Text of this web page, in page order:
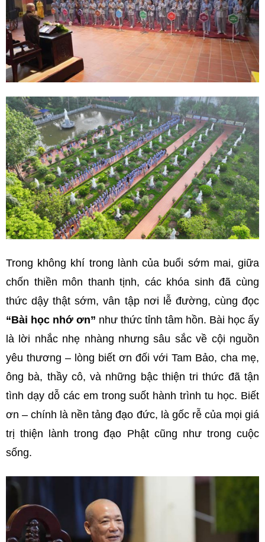
Trong không khí trong lành của buổi sớm mai, giữa
chốn thiền môn thanh tịnh, các khóa sinh đã cùng
thức dậy thật sớm, vân tập nơi lễ đường, cùng đọc
“Bài học nhớ ơn” như thức tỉnh tâm hồn. Bài học ấy
là lời nhắc nhẹ nhàng nhưng sâu sắc về cội nguồn
yêu thương – lòng biết ơn đối với Tam Bảo, cha mẹ,
ông bà, thầy cô, và những bậc thiện tri thức đã tận
tình dạy dỗ các em trong suốt hành trình tu học. Biết
ơn – chính là nền tảng đạo đức, là gốc rễ của mọi giá
trị thiện lành trong đạo Phật cũng như trong cuộc
sống.